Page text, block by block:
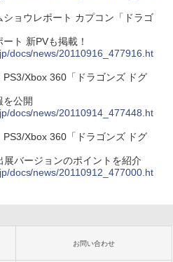
ショウレポート カプコン「ドラゴ
ト 新PVも掲載！
docs/news/20110916_477916.ht
PS3/Xbox 360「ドラゴンズ ドグ
を公開
docs/news/20110914_477448.ht
PS3/Xbox 360「ドラゴンズ ドグ
バージョンのポイントを紹介
docs/news/20110912_477000.ht
お問い合わせ